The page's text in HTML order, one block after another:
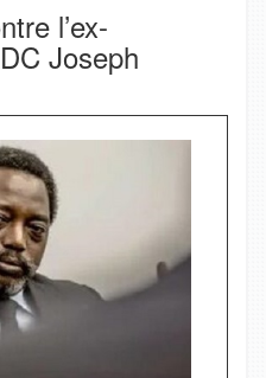
l’ex-
Joseph